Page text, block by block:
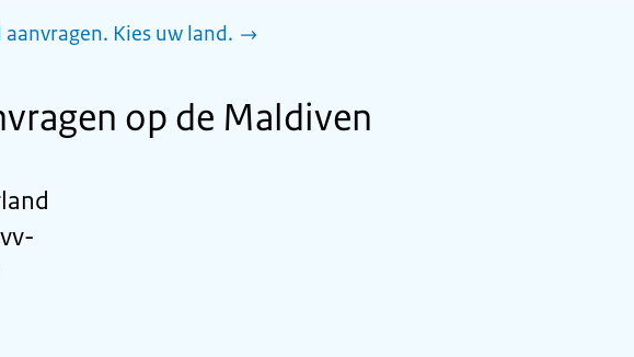
Kies uw land.
op de Maldiven